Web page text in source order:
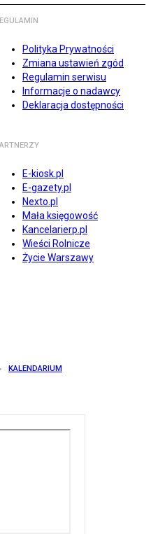
Polityka Prywatności
Zmiana ustawień zgód
Regulamin serwisu
Informacje o nadawcy
Deklaracja dostępności
E-kiosk.pl
E-gazety.pl
Nexto.pl
Mała księgowość
Kancelarierp.pl
Wieści Rolnicze
Życie Warszawy
KALENDARIUM